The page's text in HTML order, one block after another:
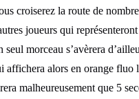
croiserez la route de
joueurs qui
morceau s’avèrera
alors en orange fluo
malheureusement que 5